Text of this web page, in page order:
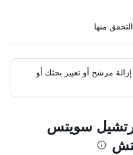
مرشح أو تغيير بحثك أو
سويتس